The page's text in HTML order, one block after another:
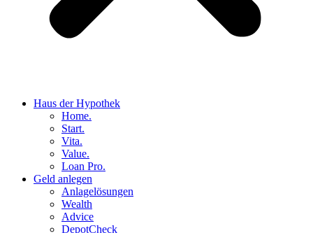
Haus der Hypothek
Home.
Start.
Vita.
Value.
Loan Pro.
Geld anlegen
Anlagelösungen
Wealth
Advice
DepotCheck